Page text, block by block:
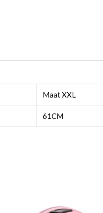
Maat XXL
61CM